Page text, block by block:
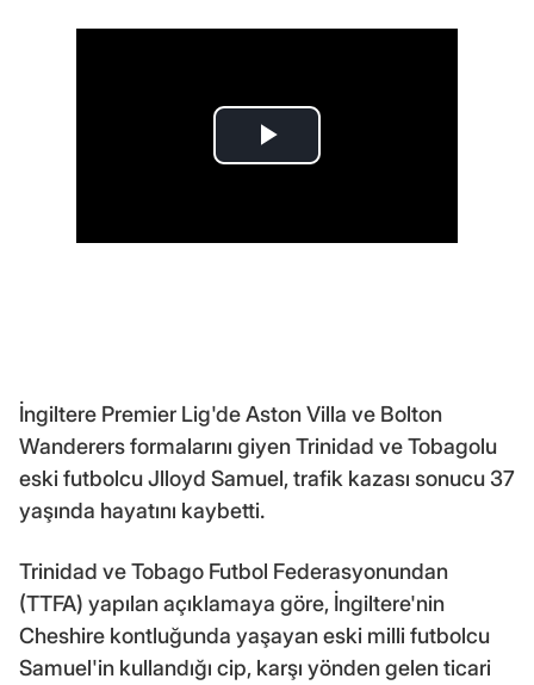
İngiltere Premier Lig'de Aston Villa ve Bolton
Wanderers formalarını giyen Trinidad ve Tobagolu
eski futbolcu Jlloyd Samuel, trafik kazası sonucu 37
yaşında hayatını kaybetti.
Trinidad ve Tobago Futbol Federasyonundan
(TTFA) yapılan açıklamaya göre, İngiltere'nin
Cheshire kontluğunda yaşayan eski milli futbolcu
Samuel'in kullandığı cip, karşı yönden gelen ticari